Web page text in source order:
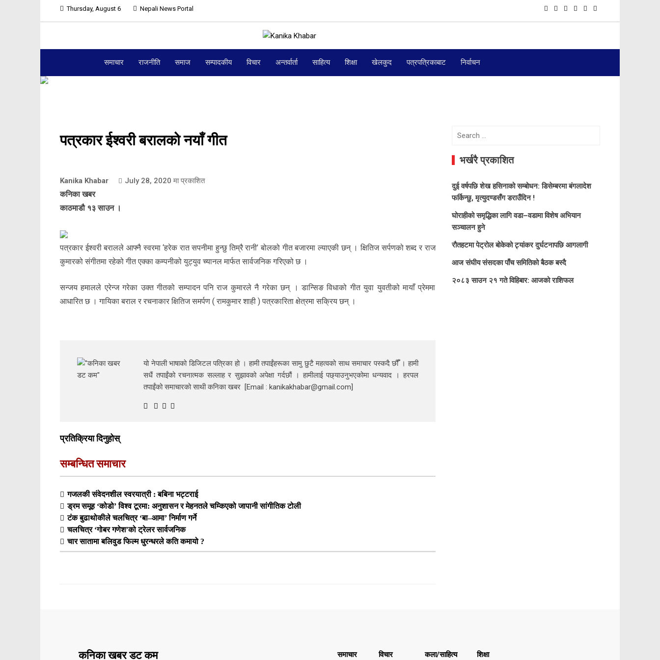
Thursday, August 6 Nepali News Portal
समाचार राजनीति समाज सम्पादकीय विचार अन्तर्वार्ता साहित्य शिक्षा खेलकुद पत्रपत्रिकाबाट निर्वाचन
पत्रकार ईश्वरी बरालको नयाँ गीत
Kanika Khabar July 28, 2020 मा प्रकाशित
कनिका खबर
काठमाडौ १३ साउन ।
पत्रकार ईश्वरी बरालले आफ्नै स्वरमा ‘हरेक रात सपनीमा हुन्छु तिम्रै रानी’ बोलको गीत बजारमा ल्याएकी छन् । क्षितिज सर्पणको शब्द र राज
कुमारको संगीतमा रहेको गीत एक्का कम्पनीको युट्युव च्यानल मार्फत सार्वजनिक गरिएको छ ।
सन्जय हमालले एरेन्ज गरेका उक्त गीतको सम्पादन पनि राज कुमारले नै गरेका छन् । डान्सिङ विधाको गीत युवा युवतीको मायाँ प्रेममा
आधारित छ । गायिका बराल र रचनाकार क्षितिज समर्पण ( रामकुमार शाही ) पत्रकारिता क्षेत्रमा सक्रिय छन् ।
यो नेपाली भाषाको डिजिटल पत्रिका हो । हामी तपाईंहरूका सामु छुटै महत्वको साथ समाचार पस्कदै छौँँ । हामी
सधैं तपाईंको रचनात्मक सल्लाह र सुझावको अपेक्षा गर्दछौं । हामीलाई पछ्याउनुभएकोमा धन्यवाद । हरपल
तपाईंको समाचारको साथी कनिका खबर [Email : kanikakhabar@gmail.com]
प्रतिक्रिया दिनुहोस्
सम्बन्धित समाचार
गजलकी संवेदनशील स्वरयात्री : बबिना भट्टराई
ड्रम समूह ‘कोडो’ विश्व टूरमा: अनुशासन र मेहनतले चम्किएको जापानी सांगीतिक टोली
टंक बुढाथोकीले चलचित्र ‘बा–आमा’ निर्माण गर्ने
चलचित्र ‘गोबर गणेश’को ट्रेलर सार्वजनिक
चार सातामा बलिवुड फिल्म धुरन्धरले कति कमायो ?
Search
भर्खरै प्रकाशित
दुई वर्षपछि शेख हसिनाको सम्बोधन: डिसेम्बरमा बंगलादेश
फर्किन्छु, मृत्युदण्डसँग डराउँदिन !
घोराहीको समृद्धिका लागि वडा–वडामा विशेष अभियान
सञ्चालन हुने
रौतहटमा पेट्रोल बोकेको ट्यांकर दुर्घटनापछि आगलागी
आज संघीय संसदका पाँच समितिको बैठक बस्दै
२०८३ साउन २१ गते विहिबार: आजको राशिफल
कनिका खबर डट कम समाचार विचार कला/साहित्य शिक्षा